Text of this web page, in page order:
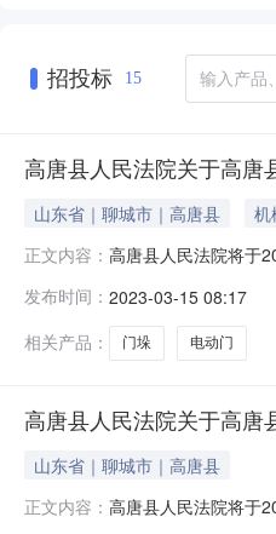
招投标 15
高唐县人民法院关于高唐
山东省｜聊城市｜高唐县 机
正文内容： 高唐县人民法院将于
看评估报告。变卖价
院联系，可统一
发布时间： 2023-03-15 08:17
相关产品：
门垛 电动门
高唐县人民法院关于高唐
山东省｜聊城市｜高唐县
正文内容： 高唐县人民法院将于